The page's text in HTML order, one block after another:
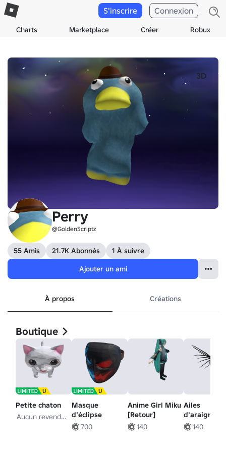
Charts Marketplace Créer Robux
S'inscrire Connexion
3D
Perry
@GoldenScriptz
55 Amis 21.7K Abonnés
1 À suivre
Ajouter un ami
À propos Créations
Boutique
Petite chaton
Aucun revendeur
Masque
d'éclipse
700
Anime Girl Miku
[Retour]
140
Ailes
d'araignée
140